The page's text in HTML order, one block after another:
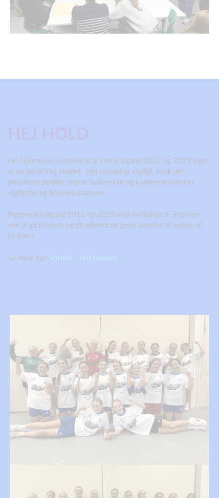
I IF Stjernen er vi stolte af at vores årgang 2012 og 2013 piger
er en del af Hej Holdet. Hej Holdet er vigtigt, fordi det
prioriterer holdet . Her er fællesskab og kammeratskab det
vigtigste, og ikke resultaterne.
Pigerne fra årgang 2012 og 2013 skal nu hjælpe IF Stjernen
ved at gå forreste og få udbredt de gode værdier til resten af
klubben.
Se mere her: Formål - Hej Fonden